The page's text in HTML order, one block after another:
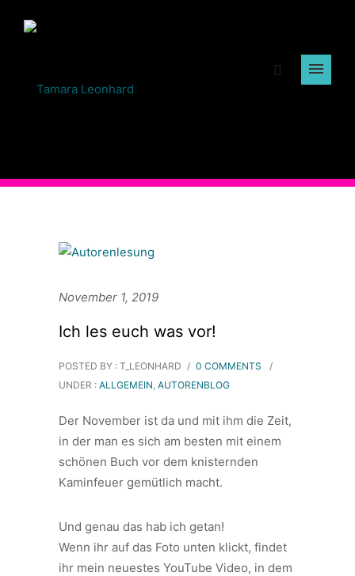
November 1, 2019
Ich les euch was vor!
POSTED BY : T_LEONHARD / 0 COMMENTS
/
UNDER : ALLGEMEIN, AUTORENBLOG
Der November ist da und mit ihm die Zeit,
in der man es sich am besten mit einem
schönen Buch vor dem knisternden
Kaminfeuer gemütlich macht.
Und genau das hab ich getan!
Wenn ihr auf das Foto unten klickt, findet
ihr mein neuestes YouTube Video, in dem